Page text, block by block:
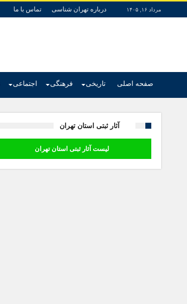
مرداد ۱۶, ۱۴۰۵ درباره تهران شناسی تماس با ما
صفحه اصلی تاریخی فرهنگی اجتماعی
آثار ثبتی استان تهران
لیست آثار ثبتی استان تهران